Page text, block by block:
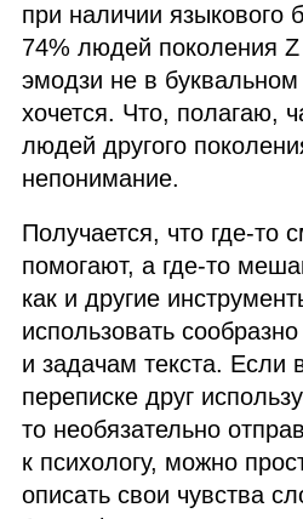
при наличии языкового
74% людей поколения
эмодзи не в
хочется. Что, полагаю,
людей другого
непонимание.
Получается, что где‑то
помогают, а где‑то
как и другие
использовать
и задачам текста. Если
переписке друг
то необязательно
к психологу, можно
описать свои чувства